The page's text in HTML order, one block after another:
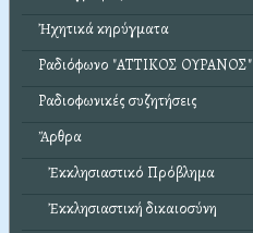
Ἠχητικά κηρύγματα
Ραδιόφωνο "ΑΤΤΙΚΟΣ ΟΥΡΑΝΟΣ"
Ραδιοφωνικές συζητήσεις
Ἄρθρα
Ἐκκλησιαστικό Πρόβλημα
Ἐκκλησιαστική δικαιοσύνη